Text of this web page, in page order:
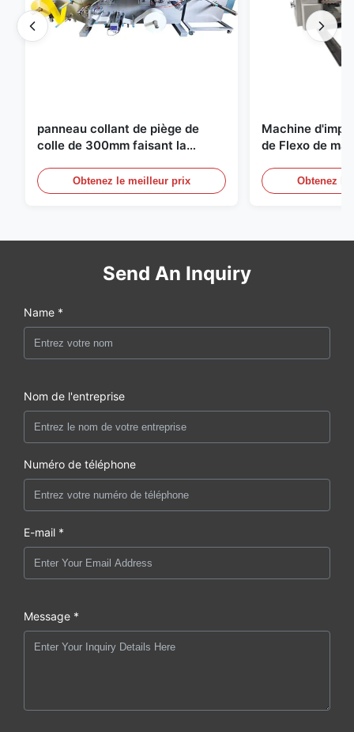
panneau collant de piège de
colle de 300mm faisant la
Obtenez le meilleur prix
Machine
de Flexo de
carton ondulé
Obtenez
Send An Inquiry
Name *
Nom de l'entreprise
Numéro de téléphone
E-mail *
Message *